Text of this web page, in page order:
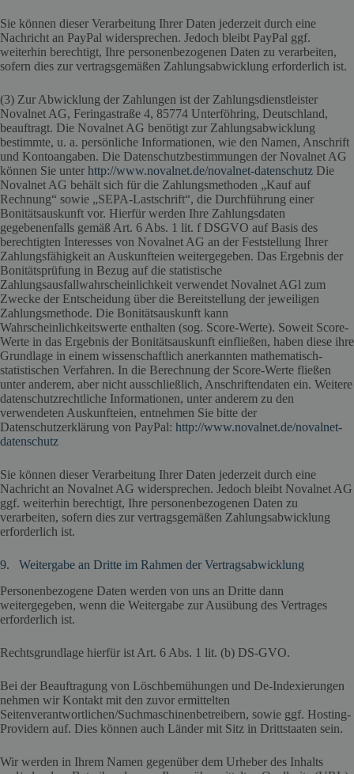
Sie können dieser Verarbeitung Ihrer Daten jederzeit durch eine
Nachricht an PayPal widersprechen. Jedoch bleibt PayPal ggf.
weiterhin berechtigt, Ihre personenbezogenen Daten zu verarbeiten,
sofern dies zur vertragsgemäßen Zahlungsabwicklung erforderlich ist.
(3) Zur Abwicklung der Zahlungen ist der Zahlungsdienstleister
Novalnet AG, Feringastraße 4, 85774 Unterföhring, Deutschland,
beauftragt. Die Novalnet AG benötigt zur Zahlungsabwicklung
bestimmte, u. a. persönliche Informationen, wie den Namen, Anschrift
und Kontoangaben. Die Datenschutzbestimmungen der Novalnet AG
können Sie unter http://www.novalnet.de/novalnet-datenschutz Die
Novalnet AG behält sich für die Zahlungsmethoden „Kauf auf
Rechnung“ sowie „SEPA-Lastschrift“, die Durchführung einer
Bonitätsauskunft vor. Hierfür werden Ihre Zahlungsdaten
gegebenenfalls gemäß Art. 6 Abs. 1 lit. f DSGVO auf Basis des
berechtigten Interesses von Novalnet AG an der Feststellung Ihrer
Zahlungsfähigkeit an Auskunfteien weitergegeben. Das Ergebnis der
Bonitätsprüfung in Bezug auf die statistische
Zahlungsausfallwahrscheinlichkeit verwendet Novalnet AGl zum
Zwecke der Entscheidung über die Bereitstellung der jeweiligen
Zahlungsmethode. Die Bonitätsauskunft kann
Wahrscheinlichkeitswerte enthalten (sog. Score-Werte). Soweit Score-
Werte in das Ergebnis der Bonitätsauskunft einfließen, haben diese ihre
Grundlage in einem wissenschaftlich anerkannten mathematisch-
statistischen Verfahren. In die Berechnung der Score-Werte fließen
unter anderem, aber nicht ausschließlich, Anschriftendaten ein. Weitere
datenschutzrechtliche Informationen, unter anderem zu den
verwendeten Auskunfteien, entnehmen Sie bitte der
Datenschutzerklärung von PayPal: http://www.novalnet.de/novalnet-
datenschutz
Sie können dieser Verarbeitung Ihrer Daten jederzeit durch eine
Nachricht an Novalnet AG widersprechen. Jedoch bleibt Novalnet AG
ggf. weiterhin berechtigt, Ihre personenbezogenen Daten zu
verarbeiten, sofern dies zur vertragsgemäßen Zahlungsabwicklung
erforderlich ist.
9. Weitergabe an Dritte im Rahmen der Vertragsabwicklung
Personenbezogene Daten werden von uns an Dritte dann
weitergegeben, wenn die Weitergabe zur Ausübung des Vertrages
erforderlich ist.
Rechtsgrundlage hierfür ist Art. 6 Abs. 1 lit. (b) DS-GVO.
Bei der Beauftragung von Löschbemühungen und De-Indexierungen
nehmen wir Kontakt mit den zuvor ermittelten
Seitenverantwortlichen/Suchmaschinenbetreibern, sowie ggf. Hosting-
Providern auf. Dies können auch Länder mit Sitz in Drittstaaten sein.
Wir werden in Ihrem Namen gegenüber dem Urheber des Inhalts